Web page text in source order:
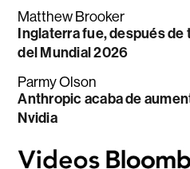
Matthew Brooker
Inglaterra fue, después de
del Mundial 2026
Parmy Olson
Anthropic acaba de
Nvidia